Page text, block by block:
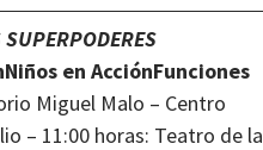
Niños en AcciónFunciones
Miguel Malo – Centro
– 11:00 horas: Teatro de la